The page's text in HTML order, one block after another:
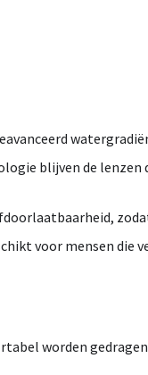
blijven de lenzen
,
voor mensen die
worden